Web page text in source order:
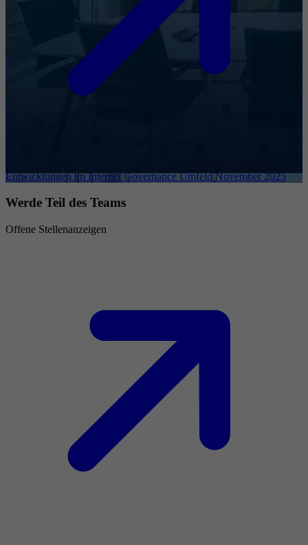
Entwicklungen im Internet Governance Umfeld November 2025
Werde Teil des Teams
Offene Stellenanzeigen